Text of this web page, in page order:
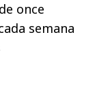
once
semana